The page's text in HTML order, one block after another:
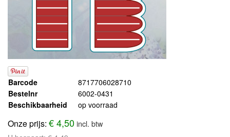
Barcode
8717706028710
Bestelnr
6002-0431
Beschikbaarheid
op voorraad
Onze prijs: € 4,50incl. btw